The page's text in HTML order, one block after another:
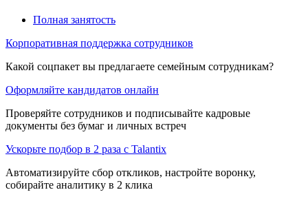
Полная занятость
Корпоративная поддержка сотрудников
Какой соцпакет вы предлагаете семейным сотрудникам?
Оформляйте кандидатов онлайн
Проверяйте сотрудников и подписывайте кадровые
документы без бумаг и личных встреч
Ускорьте подбор в 2 раза с Talantix
Автоматизируйте сбор откликов, настройте воронку,
собирайте аналитику в 2 клика